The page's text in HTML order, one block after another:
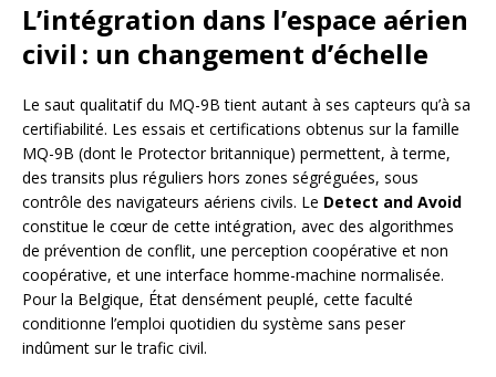
L’intégration dans l’espace aérien
civil : un changement d’échelle
Le saut qualitatif du MQ-9B tient autant à ses capteurs qu’à sa
certifiabilité. Les essais et certifications obtenus sur la famille
MQ-9B (dont le Protector britannique) permettent, à terme,
des transits plus réguliers hors zones ségréguées, sous
contrôle des navigateurs aériens civils. Le Detect and Avoid
constitue le cœur de cette intégration, avec des algorithmes
de prévention de conflit, une perception coopérative et non
coopérative, et une interface homme-machine normalisée.
Pour la Belgique, État densément peuplé, cette faculté
conditionne l’emploi quotidien du système sans peser
indûment sur le trafic civil.